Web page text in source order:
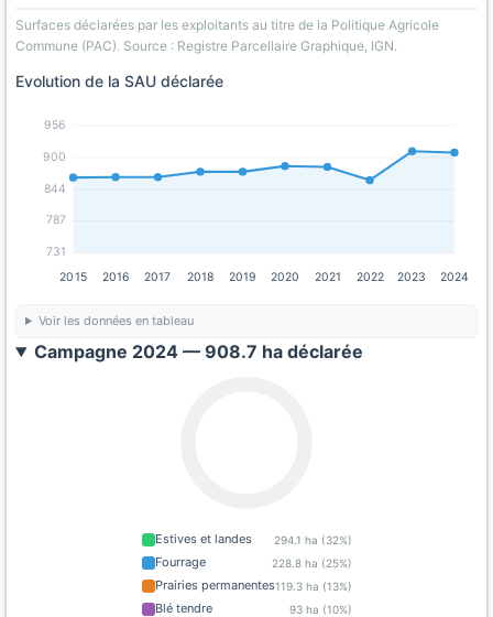
Surfaces déclarées par les exploitants au titre de la Politique Agricole
Commune (PAC). Source : Registre Parcellaire Graphique, IGN.
Evolution de la SAU déclarée
731
787
844
900
956
2015 2016 2017 2018 2019 2020 2021 2022 2023 2024
Voir les données en tableau
Campagne 2024 — 908.7 ha déclarée
Estives et landes 294.1 ha (32%)
Fourrage 228.8 ha (25%)
Prairies permanentes119.3 ha (13%)
Blé tendre 93 ha (10%)